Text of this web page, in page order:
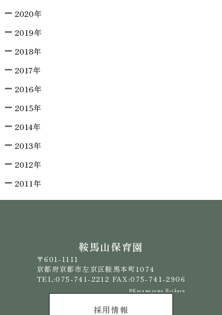
2020年
2019年
2018年
2017年
2016年
2015年
2014年
2013年
2012年
2011年
鞍馬山保育園
〒601-1111
京都府京都市左京区鞍馬本町1074
TEL:075-741-2212 FAX:075-741-2906
©️Kuramayama Hoikuen
採用情報